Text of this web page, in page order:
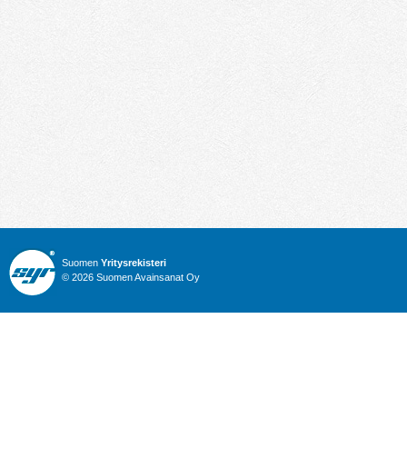
Suomen Yritysrekisteri
© 2026 Suomen Avainsanat Oy